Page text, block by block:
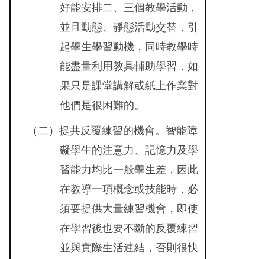
好能安排二、三個教學活動，
並且動態、靜態活動交替，引
起學生學習動機，同時教學時
能盡量利用教具輔助學習，如
果只是課堂講解或紙上作業對
他們是很困難的。
（二）提共反覆練習的機會。智能障
礙學生的注意力、記憶力及學
習能力均比一般學生差，因此
在教導一項概念或技能時，必
須要提供大量練習機會，即使
在學習後也要不斷的反覆練習
並與實際生活連結，否則很快